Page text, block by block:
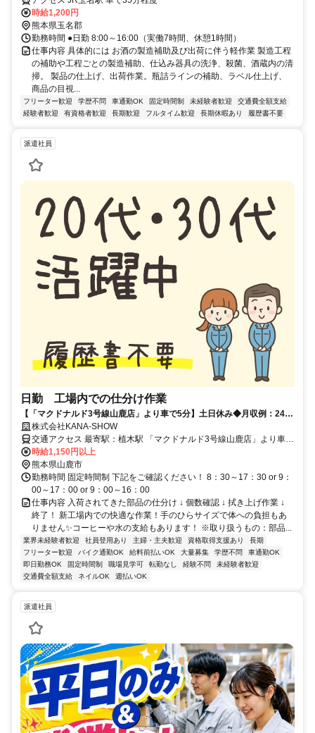
時給1,200円
熊本県玉名郡
勤務時間 ●日勤 8:00～16:00（実働7時間、休憩1時間）
仕事内容 具体的には お酒の製造補助及び出荷に伴う軽作業 製造工程
の補助や工程ごとの製造補助、仕込み器具の洗浄、殺菌、酒蔵内の清
掃。 製品の仕上げ、出荷作業。瓶詰ラインの補助、ラベル仕上げ、
商品の目視...
フリーター歓迎 学歴不問 車通勤OK 固定時間制 未経験者歓迎
交通費全額支給
経験者歓迎
有資格者歓迎 長期歓迎 フルタイム歓迎 長期休暇あり 履歴書不要
派遣社員
日勤 工場内での仕分け作業
【「マクドナルド3号線山鹿店」より車で5分】土日休み◆月収例：24万
9000円
株式会社KANA-SHOW
交通アクセス 最寄駅：植木駅 「マクドナルド3号線山鹿店」より車で
5分
時給1,150円以上
熊本県山鹿市
勤務時間 固定時間制 下記をご確認ください！ 8：30～17：30 or 9：
00～17：00 or 9：00～16：00
仕事内容 入荷されてきた部品の仕分け ↓ 個数確認 ↓ 拭き上げ作業 ↓
終了！ 新工場内での快適な作業！手のひらサイズで体への負担もあ
りません✨コーヒーや水の支給もあります！ ※取り扱うもの：部品...
業界未経験者歓迎 社員登用あり 主婦・主夫歓迎 資格取得支援あり
長期
フリーター歓迎
バイク通勤OK 給料前払いOK 大量募集 学歴不問
車通勤OK
即日勤務OK
固定時間制 職場見学可 転勤なし 経験不問
未経験者歓迎
交通費全額支給
ネイルOK 週払いOK
派遣社員